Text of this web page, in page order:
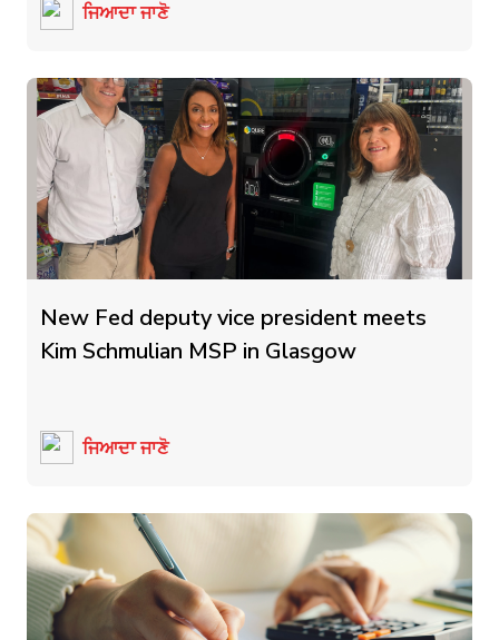
ਜਿਆਦਾ ਜਾਣੋ
New Fed deputy vice president meets
Kim Schmulian MSP in Glasgow
ਜਿਆਦਾ ਜਾਣੋ